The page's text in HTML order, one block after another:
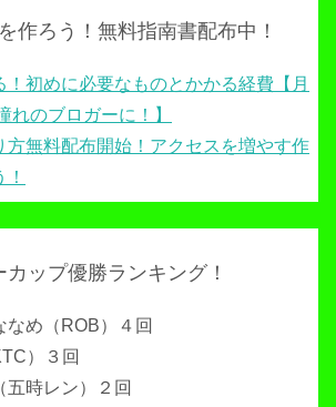
作ろう！無料指南書配布中！
！初めに必要なものとかかる経費【月
れのブロガーに！】
方無料配布開始！アクセスを増やす作
カップ優勝ランキング！
め（ROB）４回
）３回
時レン）２回